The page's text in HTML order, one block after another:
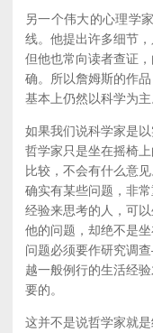
另一个伟大的心理学
线。他提出许多细节
但他也常向读者查证
确。所以詹姆斯的作
基本上仍然以科学为主
如果我们说科学家是
哲学家只是坐在摇椅
比较，不会有什么意
确实有某些问题，非
经验来思考的人，可
他的问题，却绝不是
问题必须要作研究调
越一般例行的生活经
要的。
这并不是说哲学家就